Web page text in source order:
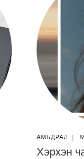
АМЬДРАЛ
Хэрхэн